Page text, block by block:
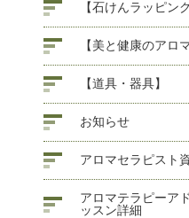
【石けんラッピング
【美と健康のアロ
【道具・器具】
お知らせ
アロマセラピスト
アロマテラピーア
ッスン詳細